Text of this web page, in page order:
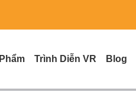
Trình Diễn VR Blog